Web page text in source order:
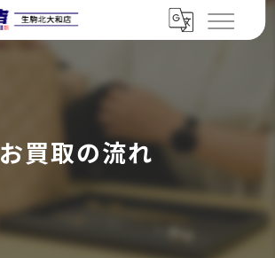
お買取の流れ